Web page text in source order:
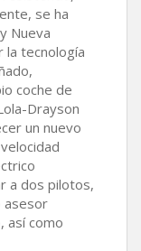
se ha
Nueva
la tecnología
coche de
Drayson
un nuevo
a dos pilotos,
asesor
así como